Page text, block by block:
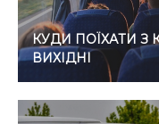
КУДИ ПОЇХАТИ З
ВИХІДНІ